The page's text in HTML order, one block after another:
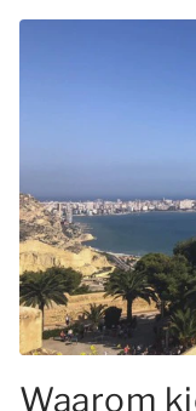
Waarom